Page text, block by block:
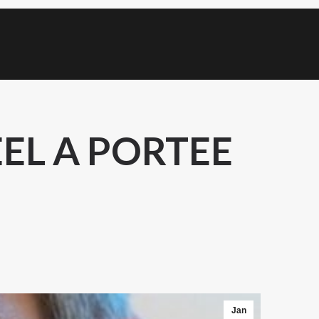
A PORTEE
Jan